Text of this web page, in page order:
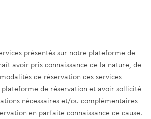
présentés sur notre plateforme de
avoir pris connaissance de la nature, de
de réservation des services
plateforme de réservation et avoir sollicité
nécessaires et/ou complémentaires
en parfaite connaissance de cause.